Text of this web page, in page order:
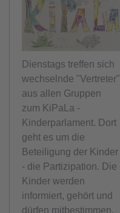
Dienstags treffen sich
wechselnde "Vertreter"
aus allen Gruppen
zum KiPaLa -
Kinderparlament. Dort
geht es um die
Beteiligung der Kinder
- die Partizipation. Die
Kinder werden
informiert, gehört und
dürfen mitbestimmen.